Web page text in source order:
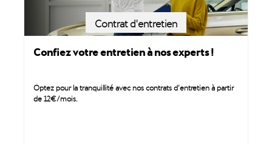
Contrat d'entretien
Confiez votre entretien à nos experts !
Optez pour la tranquillité avec nos contrats d’entretien à partir
de 12€/mois.